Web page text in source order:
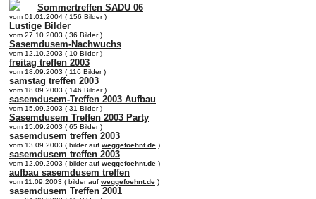
Sommertreffen SADU 06
vom 01.01.2004 ( 156 Bilder )
Lustige Bilder
vom 27.10.2003 ( 36 Bilder )
Sasemdusem-Nachwuchs
vom 12.10.2003 ( 10 Bilder )
freitag treffen 2003
vom 18.09.2003 ( 116 Bilder )
samstag treffen 2003
vom 18.09.2003 ( 146 Bilder )
sasemdusem-Treffen 2003 Aufbau
vom 15.09.2003 ( 31 Bilder )
Sasemdusem Treffen 2003 Party
vom 15.09.2003 ( 65 Bilder )
sasemdusem treffen 2003
vom 13.09.2003 ( bilder auf weggefoehnt.de )
sasemdusem treffen 2003
vom 12.09.2003 ( bilder auf weggefoehnt.de )
aufbau sasemdusem treffen
vom 11.09.2003 ( bilder auf weggefoehnt.de )
sasemdusem Treffen 2001